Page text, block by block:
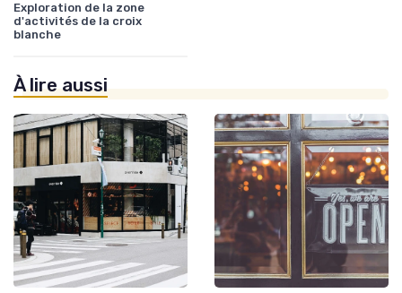
Exploration de la zone
d'activités de la croix
blanche
À lire aussi